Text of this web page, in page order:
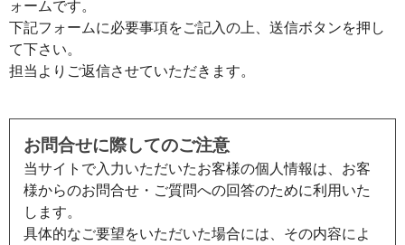
ォームです。
下記フォームに必要事項をご記入の上、送信ボタンを押し
て下さい。
担当よりご返信させていただきます。
お問合せに際してのご注意
当サイトで入力いただいたお客様の個人情報は、お客
様からのお問合せ・ご質問への回答のために利用いた
します。
具体的なご要望をいただいた場合には、その内容によ